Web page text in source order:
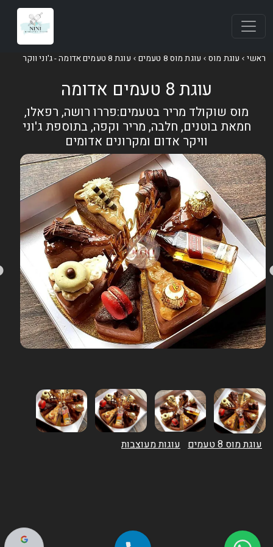
ראשי עוגת מוס עוגת מוס 8 טעמים עוגת 8 טעמים אדומה - ג'וני ווקר
עוגת 8 טעמים אדומה
מוס שוקולד מריר בטעמים:פררו רושה, רפאלו,
חמאת בוטנים, חלבה, מריר וקפה, בתוספת ג'וני
וויקר אדום ומקרונים אדומים
עוגת מוס 8 טעמים עוגות מעוצבות